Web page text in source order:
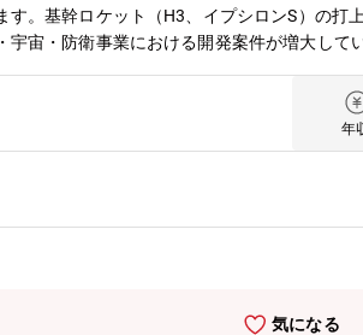
す。基幹ロケット（H3、イプシロンS）の
宙・防衛事業における開発案件が増大して
※ご経験やスキルを踏まえ管理職あるいは担
る「(株)IHIエアロスペース」に出向・勤務い
DX推進担当として、デジタル技術を活用し
メント等をお任せいたします。現在は6領
期が異なります。事業成長に伴う、デジタ
向けた予算検討やITシステム・ベンダーの
り、プロジェクト内で付随した案件が出て
年
気になる